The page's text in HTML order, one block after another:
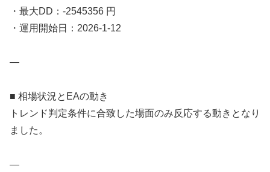
・最大DD：-2545356 円
・運用開始日：2026-1-12
—
■ 相場状況とEAの動き
トレンド判定条件に合致した場面のみ反応する動きとなり
ました。
—